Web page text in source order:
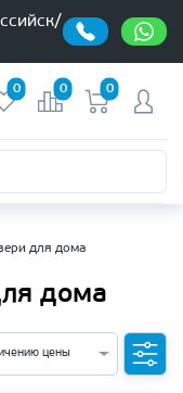
0 0 0
для дома
дома
цены